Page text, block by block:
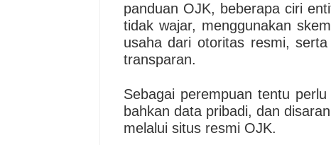
panduan OJK, beberapa ciri
tidak wajar, menggunakan
usaha dari otoritas resmi,
transparan.
Sebagai perempuan tentu
bahkan data pribadi, dan
melalui situs resmi OJK.